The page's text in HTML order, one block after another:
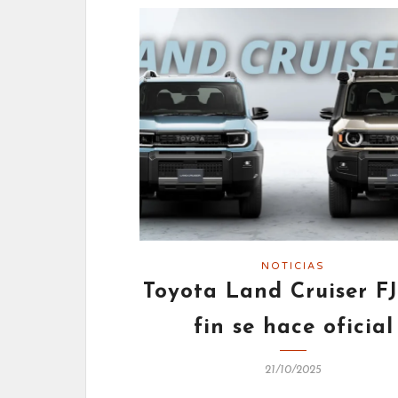
NOTICIAS
Toyota Land Cruiser
fin se hace oficial
21/10/2025